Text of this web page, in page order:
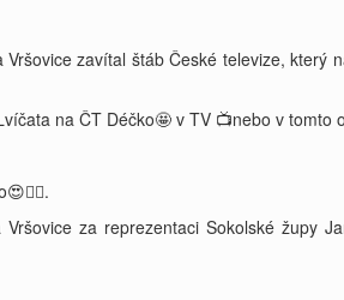
zavítal štáb České televize, který
na ČT Déčko🤩 v TV 📺nebo v tomto
za reprezentaci Sokolské župy